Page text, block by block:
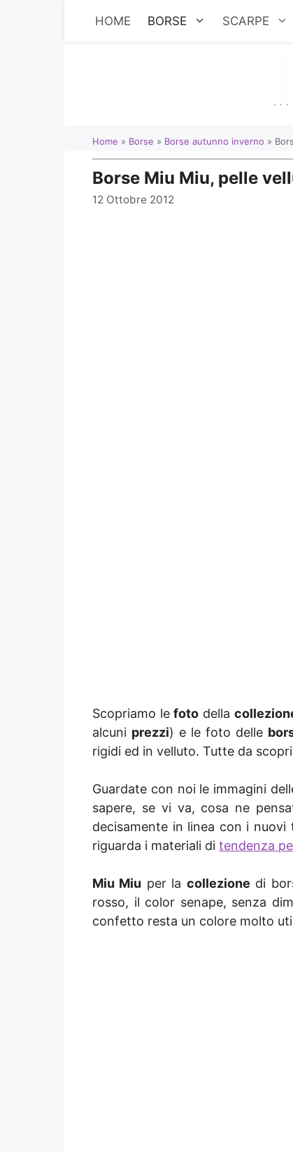
HOME BORSE SCARPE
Home » Borse » Borse autunno inverno »
Borse Miu Miu, pelle
12 Ottobre 2012
Scopriamo lefoto della
alcuni prezzi) e le foto delle
rigidi ed in velluto. Tutte da
Guardate con noi le immagini
sapere, se vi va, cosa ne
decisamente in linea con i
riguarda i materiali di tendenza
Miu Miu per la collezione di
rosso, il color senape, senza
confetto resta un colore molto